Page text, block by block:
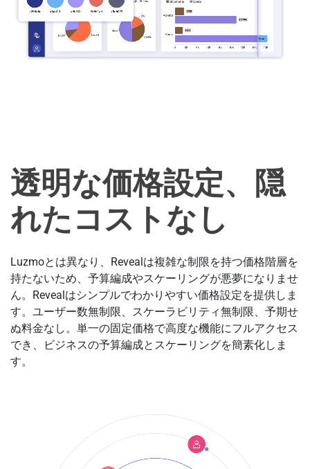
透明な価格設定、隠
れたコストなし
Luzmoとは異なり、Revealは複雑な制限を持つ価格階層を
持たないため、予算編成やスケーリングが悪夢になりませ
ん。Revealはシンプルでわかりやすい価格設定を提供しま
す。ユーザー数無制限、スケーラビリティ無制限、予期せ
ぬ料金なし。単一の固定価格で高度な機能にフルアクセス
でき、ビジネスの予算編成とスケーリングを簡素化しま
す。